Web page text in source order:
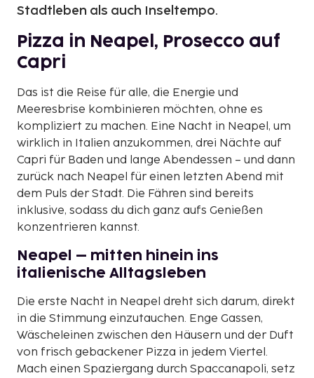
Stadtleben als auch Inseltempo.
Pizza in Neapel, Prosecco auf
Capri
Das ist die Reise für alle, die Energie und
Meeresbrise kombinieren möchten, ohne es
kompliziert zu machen. Eine Nacht in Neapel, um
wirklich in Italien anzukommen, drei Nächte auf
Capri für Baden und lange Abendessen – und dann
zurück nach Neapel für einen letzten Abend mit
dem Puls der Stadt. Die Fähren sind bereits
inklusive, sodass du dich ganz aufs Genießen
konzentrieren kannst.
Neapel – mitten hinein ins
italienische Alltagsleben
Die erste Nacht in Neapel dreht sich darum, direkt
in die Stimmung einzutauchen. Enge Gassen,
Wäscheleinen zwischen den Häusern und der Duft
von frisch gebackener Pizza in jedem Viertel.
Mach einen Spaziergang durch Spaccanapoli, setz